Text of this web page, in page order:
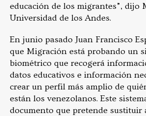
educación de los migrantes”, dijo
Universidad de los Andes.
En junio pasado Juan Francisco
que Migración está probando un
biométrico que recogerá
datos educativos e información
crear un perfil más amplio de
están los venezolanos. Este
documento que pretende sustituir